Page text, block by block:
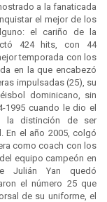
a la fanaticada
el mejor de los
el cariño de la
424 hits, con 44
temporada con los
en la que encabezó
impulsadas (25), su
dominicano, sin
1995 cuando le dio el
la distinción de ser
En el año 2005, colgó
como coach con los
equipo campeón en
Julián Yan quedó
el número 25 que
de su uniforme, el